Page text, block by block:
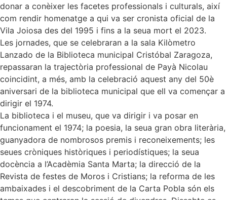
donar a conèixer les facetes professionals i culturals, així
com rendir homenatge a qui va ser cronista oficial de la
Vila Joiosa des del 1995 i fins a la seua mort el 2023.
Les jornades, que se celebraran a la sala Kilòmetro
Lanzado de la Biblioteca municipal Cristóbal Zaragoza,
repassaran la trajectòria professional de Payà Nicolau
coincidint, a més, amb la celebració aquest any del 50è
aniversari de la biblioteca municipal que ell va començar a
dirigir el 1974.
La biblioteca i el museu, que va dirigir i va posar en
funcionament el 1974; la poesia, la seua gran obra literària,
guanyadora de nombrosos premis i reconeixements; les
seues cròniques històriques i periodístiques; la seua
docència a l’Acadèmia Santa Marta; la direcció de la
Revista de festes de Moros i Cristians; la reforma de les
ambaixades i el descobriment de la Carta Pobla són els